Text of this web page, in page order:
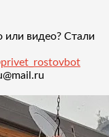
или видео? Стали